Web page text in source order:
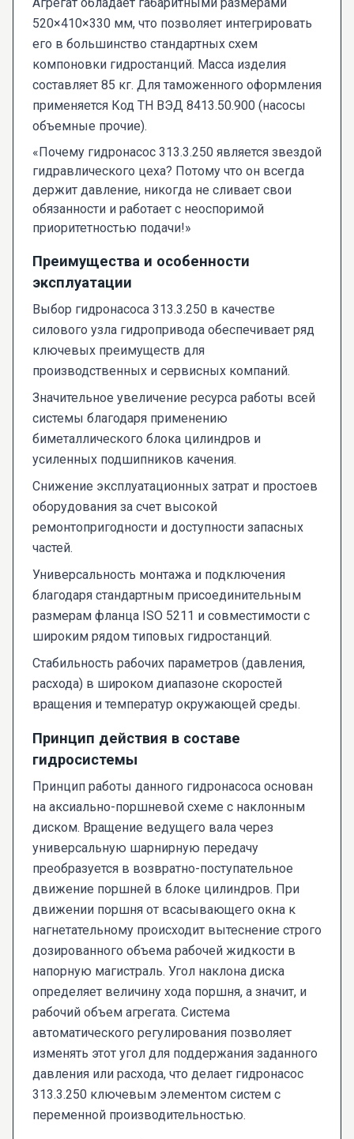
520×410×330 мм, что позволяет интегрировать
его в большинство стандартных схем
компоновки гидростанций. Масса изделия
составляет 85 кг. Для таможенного оформления
применяется Код ТН ВЭД 8413.50.900 (насосы
объемные прочие).
«Почему гидронасос 313.3.250 является звездой
гидравлического цеха? Потому что он всегда
держит давление, никогда не сливает свои
обязанности и работает с неоспоримой
приоритетностью подачи!»
Преимущества и особенности
эксплуатации
Выбор гидронасоса 313.3.250 в качестве
силового узла гидропривода обеспечивает ряд
ключевых преимуществ для
производственных и сервисных компаний.
Значительное увеличение ресурса работы всей
системы благодаря применению
биметаллического блока цилиндров и
усиленных подшипников качения.
Снижение эксплуатационных затрат и простоев
оборудования за счет высокой
ремонтопригодности и доступности запасных
частей.
Универсальность монтажа и подключения
благодаря стандартным присоединительным
размерам фланца ISO 5211 и совместимости с
широким рядом типовых гидростанций.
Стабильность рабочих параметров (давления,
расхода) в широком диапазоне скоростей
вращения и температур окружающей среды.
Принцип действия в составе
гидросистемы
Принцип работы данного гидронасоса основан
на аксиально-поршневой схеме с наклонным
диском. Вращение ведущего вала через
универсальную шарнирную передачу
преобразуется в возвратно-поступательное
движение поршней в блоке цилиндров. При
движении поршня от всасывающего окна к
нагнетательному происходит вытеснение строго
дозированного объема рабочей жидкости в
напорную магистраль. Угол наклона диска
определяет величину хода поршня, а значит, и
рабочий объем агрегата. Система
автоматического регулирования позволяет
изменять этот угол для поддержания заданного
давления или расхода, что делает гидронасос
313.3.250 ключевым элементом систем с
переменной производительностью.